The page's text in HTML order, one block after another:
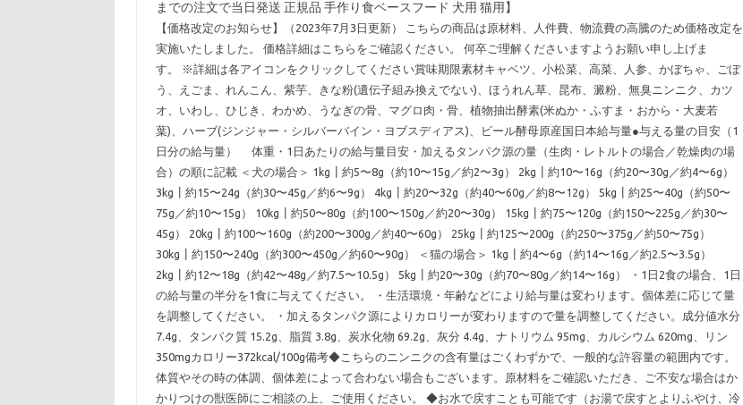
までの注文で当日発送 正規品 手作り食ベースフード 犬用 猫用】
【価格改定のお知らせ】（2023年7月3日更新） こちらの商品は原材料、人件費、物流費の高騰のため価格改定を
実施いたしました。 価格詳細はこちらをご確認ください。 何卒ご理解くださいますようお願い申し上げま
す。 ※詳細は各アイコンをクリックしてください賞味期限素材キャベツ、小松菜、高菜、人参、かぼちゃ、ごぼ
う、えごま、れんこん、紫芋、きな粉(遺伝子組み換えでない)、ほうれん草、昆布、澱粉、無臭ニンニク、カツ
オ、いわし、ひじき、わかめ、うなぎの骨、マグロ肉・骨、植物抽出酵素(米ぬか・ふすま・おから・大麦若
葉)、ハーブ(ジンジャー・シルバーバイン・ヨブスディアス)、ビール酵母原産国日本給与量●与える量の目安（1
日分の給与量） 体重・1日あたりの給与量目安・加えるタンパク源の量（生肉・レトルトの場合／乾燥肉の場
合）の順に記載 ＜犬の場合＞ 1kg┃約5〜8g（約10〜15g／約2〜3g） 2kg┃約10〜16g（約20〜30g／約4〜6g）
3kg┃約15〜24g（約30〜45g／約6〜9g） 4kg┃約20〜32g（約40〜60g／約8〜12g） 5kg┃約25〜40g（約50〜
75g／約10〜15g） 10kg┃約50〜80g（約100〜150g／約20〜30g） 15kg┃約75〜120g（約150〜225g／約30〜
45g） 20kg┃約100〜160g（約200〜300g／約40〜60g） 25kg┃約125〜200g（約250〜375g／約50〜75g）
30kg┃約150〜240g（約300〜450g／約60〜90g） ＜猫の場合＞ 1kg┃約4〜6g（約14〜16g／約2.5〜3.5g）
2kg┃約12〜18g（約42〜48g／約7.5〜10.5g） 5kg┃約20〜30g（約70〜80g／約14〜16g） ・1日2食の場合、1日
の給与量の半分を1食に与えてください。 ・生活環境・年齢などにより給与量は変わります。個体差に応じて量
を調整してください。 ・加えるタンパク源によりカロリーが変わりますので量を調整してください。成分値水分
7.4g、タンパク質 15.2g、脂質 3.8g、炭水化物 69.2g、灰分 4.4g、ナトリウム 95mg、カルシウム 620mg、リン
350mgカロリー372kcal/100g備考◆こちらのニンニクの含有量はごくわずかで、一般的な許容量の範囲内です。
体質やその時の体調、個体差によって合わない場合もございます。原材料をご確認いただき、ご不安な場合はか
かりつけの獣医師にご相談の上、ご使用ください。 ◆お水で戻すことも可能です（お湯で戻すとよりふやけ、冷